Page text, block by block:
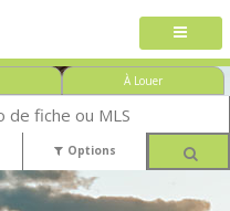
À Louer
Options